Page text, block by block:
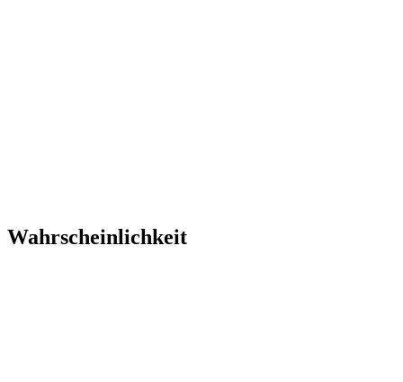
Wahrscheinlichkeit